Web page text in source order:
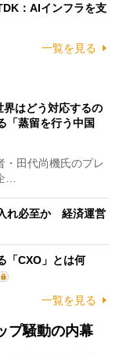
：AIインフラを支
一覧を見る
はどう対応するの
蒸留を行う中国
田代尚機氏のプレ
…
れ必至か 経済運営
「CXO」とは何
一覧を見る
プ騒動の内幕